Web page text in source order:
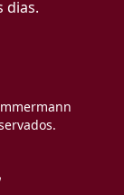
dias.